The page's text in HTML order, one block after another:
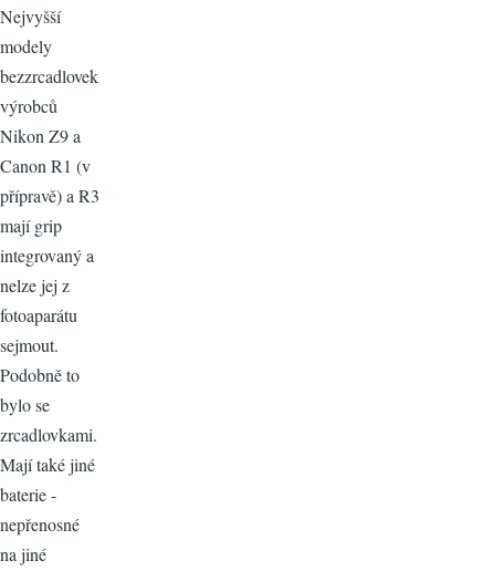
Nejvyšší
modely
bezzrcadlovek
výrobců
Nikon Z9 a
Canon R1 (v
přípravě) a R3
mají grip
integrovaný a
nelze jej z
fotoaparátu
sejmout.
Podobně to
bylo se
zrcadlovkami.
Mají také jiné
baterie -
nepřenosné
na jiné